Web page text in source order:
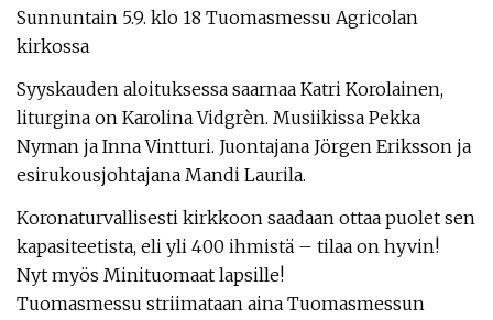
Sunnuntain 5.9. klo 18 Tuomasmessu Agricolan
kirkossa
Syyskauden aloituksessa saarnaa Katri Korolainen,
liturgina on Karolina Vidgrèn. Musiikissa Pekka
Nyman ja Inna Vintturi. Juontajana Jörgen Eriksson ja
esirukousjohtajana Mandi Laurila.
Koronaturvallisesti kirkkoon saadaan ottaa puolet sen
kapasiteetista, eli yli 400 ihmistä – tilaa on hyvin!
Nyt myös Minituomaat lapsille!
Tuomasmessu striimataan aina Tuomasmessun